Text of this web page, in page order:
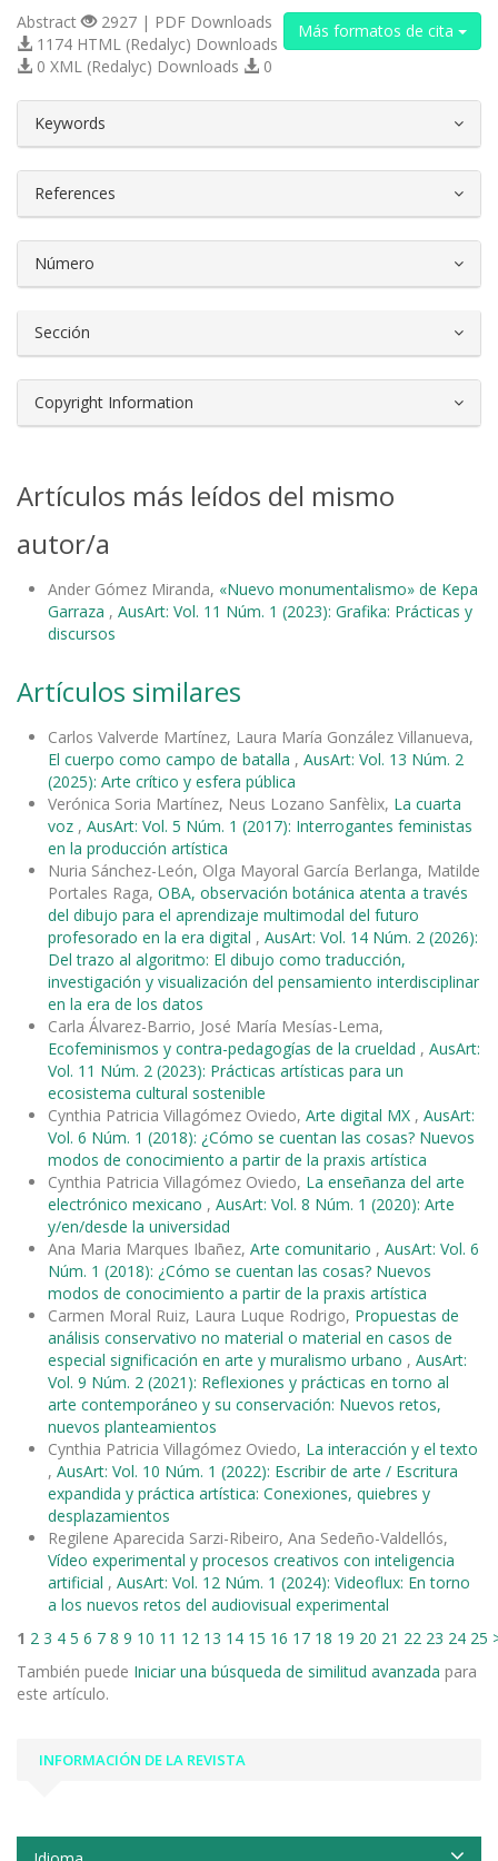
Más formatos de cita
Abstract
2927 | PDF Downloads
1174 HTML (Redalyc) Downloads
0 XML (Redalyc) Downloads
0
Keywords
References
Número
Sección
Copyright Information
Artículos más leídos del mismo
autor/a
Ander Gómez Miranda, «Nuevo monumentalismo» de Kepa
Garraza , AusArt: Vol. 11 Núm. 1 (2023): Grafika: Prácticas y
discursos
Artículos similares
Carlos Valverde Martínez, Laura María González Villanueva,
El cuerpo como campo de batalla , AusArt: Vol. 13 Núm. 2
(2025): Arte crítico y esfera pública
Verónica Soria Martínez, Neus Lozano Sanfèlix, La cuarta
voz , AusArt: Vol. 5 Núm. 1 (2017): Interrogantes feministas
en la producción artística
Nuria Sánchez-León, Olga Mayoral García Berlanga, Matilde
Portales Raga, OBA, observación botánica atenta a través
del dibujo para el aprendizaje multimodal del futuro
profesorado en la era digital , AusArt: Vol. 14 Núm. 2 (2026):
Del trazo al algoritmo: El dibujo como traducción,
investigación y visualización del pensamiento interdisciplinar
en la era de los datos
Carla Álvarez-Barrio, José María Mesías-Lema,
Ecofeminismos y contra-pedagogías de la crueldad , AusArt:
Vol. 11 Núm. 2 (2023): Prácticas artísticas para un
ecosistema cultural sostenible
Cynthia Patricia Villagómez Oviedo, Arte digital MX , AusArt:
Vol. 6 Núm. 1 (2018): ¿Cómo se cuentan las cosas? Nuevos
modos de conocimiento a partir de la praxis artística
Cynthia Patricia Villagómez Oviedo, La enseñanza del arte
electrónico mexicano , AusArt: Vol. 8 Núm. 1 (2020): Arte
y/en/desde la universidad
Ana Maria Marques Ibañez, Arte comunitario , AusArt: Vol. 6
Núm. 1 (2018): ¿Cómo se cuentan las cosas? Nuevos
modos de conocimiento a partir de la praxis artística
Carmen Moral Ruiz, Laura Luque Rodrigo, Propuestas de
análisis conservativo no material o material en casos de
especial significación en arte y muralismo urbano , AusArt:
Vol. 9 Núm. 2 (2021): Reflexiones y prácticas en torno al
arte contemporáneo y su conservación: Nuevos retos,
nuevos planteamientos
Cynthia Patricia Villagómez Oviedo, La interacción y el texto
, AusArt: Vol. 10 Núm. 1 (2022): Escribir de arte / Escritura
expandida y práctica artística: Conexiones, quiebres y
desplazamientos
Regilene Aparecida Sarzi-Ribeiro, Ana Sedeño-Valdellós,
Vídeo experimental y procesos creativos con inteligencia
artificial , AusArt: Vol. 12 Núm. 1 (2024): Videoflux: En torno
a los nuevos retos del audiovisual experimental
1 2 3 4 5 6 7 8 9 10 11 12 13 14 15 16 17 18 19 20 21 22 23 24 25
También puede Iniciar una búsqueda de similitud avanzada para
este artículo.
INFORMACIÓN DE LA REVISTA